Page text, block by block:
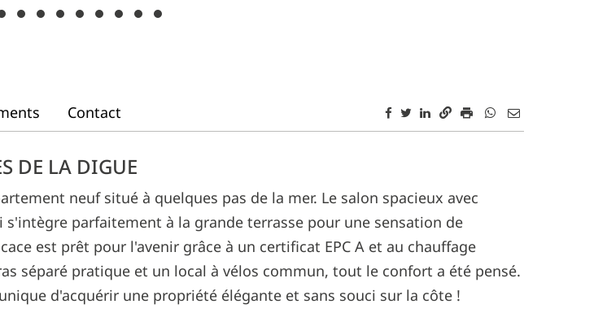
Contact
DE LA DIGUE
neuf situé à quelques pas de la mer. Le salon spacieux avec
parfaitement à la grande terrasse pour une sensation de
est prêt pour l'avenir grâce à un certificat EPC A et au chauffage
séparé pratique et un local à vélos commun, tout le confort a été pensé.
d'acquérir une propriété élégante et sans souci sur la côte !